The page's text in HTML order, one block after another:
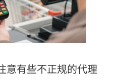
有些不正规的代理